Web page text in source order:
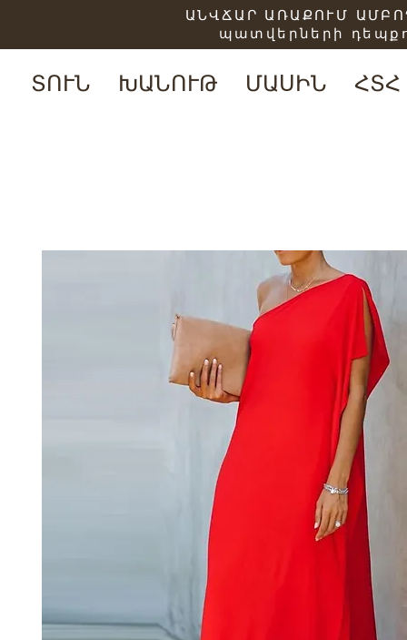
ՏՈՒՆ ԽԱՆՈՒԹ ՄԱՍԻՆ ՀՏՀ
ԱՆՎՃԱՐ ԱՌԱՔՈՒՄ
պատվերների